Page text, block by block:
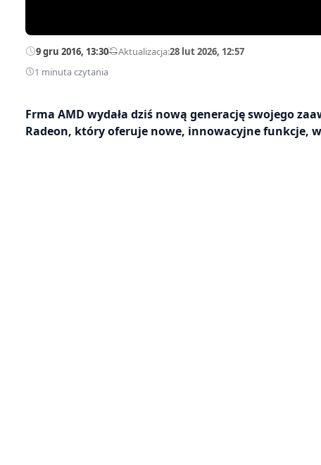
9 gru 2016, 13:30—Aktualizacja:28 lut 2026, 12:57
1 minuta czytania
Frma AMD wydała dziś nową generację swojego
Radeon, który oferuje nowe, innowacyjne funkcje,